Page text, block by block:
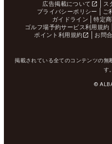
広告掲載について ス
プライバシーポリシー
ご
ガイドライン
特定
ゴルフ場予約サービス利用規約
ポイント利用規約
お問
掲載されている全てのコンテンツの無
す。
©